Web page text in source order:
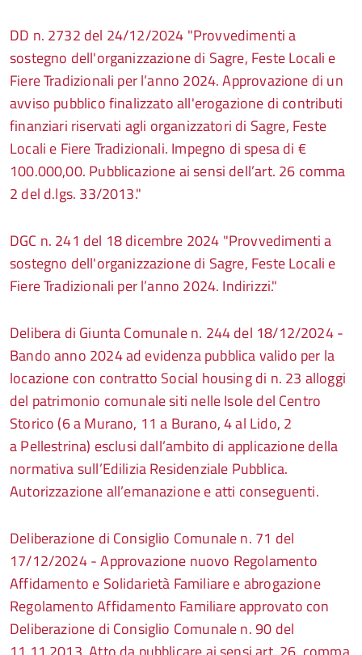
DD n. 2732 del 24/12/2024 "Provvedimenti a
sostegno dell'organizzazione di Sagre, Feste Locali e
Fiere Tradizionali per l’anno 2024. Approvazione di un
avviso pubblico finalizzato all'erogazione di contributi
finanziari riservati agli organizzatori di Sagre, Feste
Locali e Fiere Tradizionali. Impegno di spesa di €
100.000,00. Pubblicazione ai sensi dell’art. 26 comma
2 del d.lgs. 33/2013."
DGC n. 241 del 18 dicembre 2024 "Provvedimenti a
sostegno dell'organizzazione di Sagre, Feste Locali e
Fiere Tradizionali per l’anno 2024. Indirizzi."
Delibera di Giunta Comunale n. 244 del 18/12/2024 -
Bando anno 2024 ad evidenza pubblica valido per la
locazione con contratto Social housing di n. 23 alloggi
del patrimonio comunale siti nelle Isole del Centro
Storico (6 a Murano, 11 a Burano, 4 al Lido, 2
a Pellestrina) esclusi dall’ambito di applicazione della
normativa sull’Edilizia Residenziale Pubblica.
Autorizzazione all’emanazione e atti conseguenti.
Deliberazione di Consiglio Comunale n. 71 del
17/12/2024 - Approvazione nuovo Regolamento
Affidamento e Solidarietà Familiare e abrogazione
Regolamento Affidamento Familiare approvato con
Deliberazione di Consiglio Comunale n. 90 del